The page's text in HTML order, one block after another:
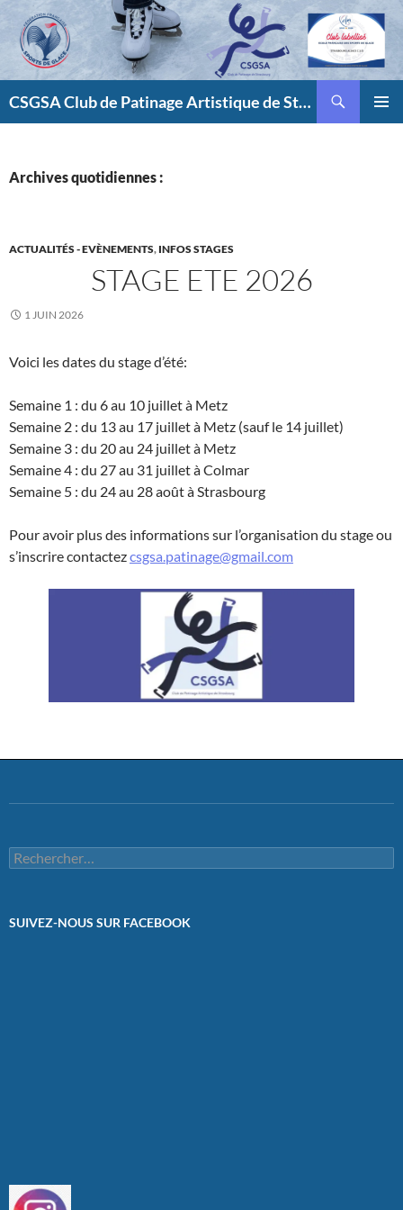
contenu
CSGSA Club de Patinage Artistique de Strasbourg
Archives quotidiennes :
ACTUALITÉS - EVÈNEMENTS, INFOS STAGES
STAGE ETE 2026
1 JUIN 2026
Voici les dates du stage d’été:
Semaine 1 : du 6 au 10 juillet à Metz
Semaine 2 : du 13 au 17 juillet à Metz (sauf le 14 juillet)
Semaine 3 : du 20 au 24 juillet à Metz
Semaine 4 : du 27 au 31 juillet à Colmar
Semaine 5 : du 24 au 28 août à Strasbourg
Pour avoir plus des informations sur l’organisation du stage ou
s’inscrire contactezcsgsa.patinage@gmail.com
Rechercher :
SUIVEZ-NOUS SUR FACEBOOK